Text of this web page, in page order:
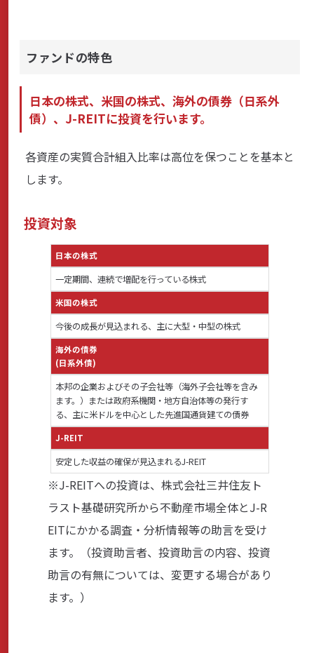
ファンドの特色
日本の株式、米国の株式、海外の債券（日系外
債）、J-REITに投資を行います。
各資産の実質合計組入比率は高位を保つことを基本と
します。
投資対象
日本の株式
一定期間、連続で増配を行っている株式
米国の株式
今後の成長が見込まれる、主に大型・中型の株式
海外の債券
(日系外債)
本邦の企業およびその子会社等（海外子会社等を含み
ます。）または政府系機関・地方自治体等の発行す
る、主に米ドルを中心とした先進国通貨建ての債券
J-REIT
安定した収益の確保が見込まれるJ-REIT
※J-REITへの投資は、株式会社三井住友ト
ラスト基礎研究所から不動産市場全体とJ-R
EITにかかる調査・分析情報等の助言を受け
ます。（投資助言者、投資助言の内容、投資
助言の有無については、変更する場合があり
ます。）